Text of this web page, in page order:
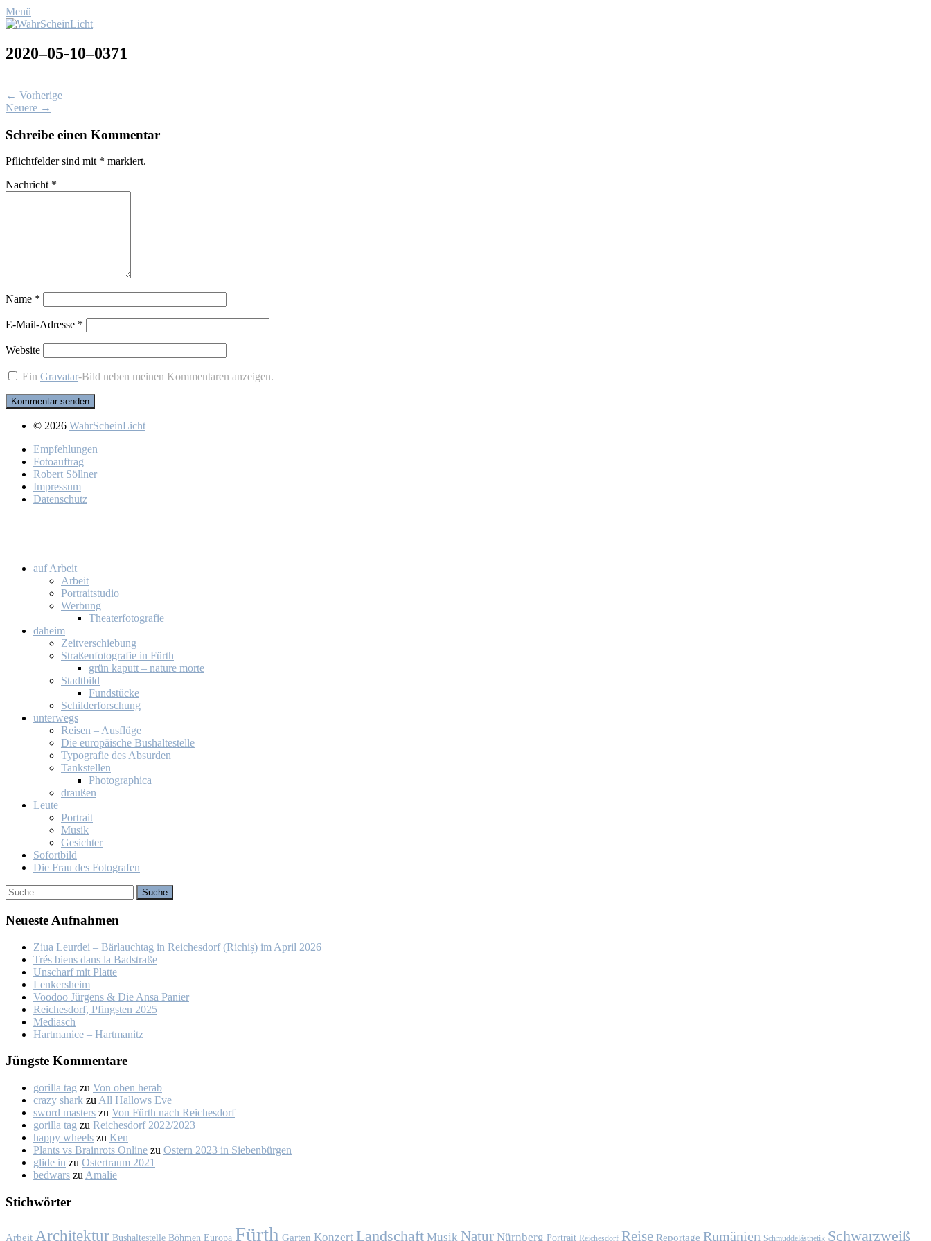
Menü
2020–05-10–0371
← Vorherige
Neuere →
Schreibe einen Kommentar
Pflichtfelder sind mit * markiert.
Nachricht *
Name *
E-Mail-Adresse *
Website
EinGravatar-Bild neben meinen Kommentaren anzeigen.
© 2026 WahrScheinLicht
Emp­feh­lun­gen
Fo­to­auf­trag
Ro­bert Söll­ner
Im­pres­sum
Da­ten­schutz
auf Ar­beit
Ar­beit
Por­trait­stu­dio
Wer­bung
Thea­ter­fo­to­gra­fie
da­heim
Zeit­ver­schie­bung
Stra­ßen­fo­to­gra­fie in Fürth
grün ka­putt – na­tu­re mor­te
Stadt­bild
Fund­stü­cke
Schil­der­for­schung
un­ter­wegs
Rei­sen – Aus­flü­ge
Die eu­ro­päi­sche Bus­hal­te­stel­le
Ty­po­gra­fie des Ab­sur­den
Tank­stel­len
Pho­to­gra­phi­ca
drau­ßen
Leu­te
Por­trait
Mu­sik
Ge­sich­ter
So­fort­bild
Die Frau des Fo­to­gra­fen
Neu­es­te Auf­nah­men
Ziua Leur­dei – Bär­lauch­tag in Rei­ches­dorf (Ri­chiș) im April 2026
Trés biens dans la Bad­stra­ße
Un­scharf mit Plat­te
Len­kers­heim
Voo­doo Jür­gens & Die An­sa Pa­nier
Rei­ches­dorf, Pfings­ten 2025
Me­dia­sch
Hart­ma­nice – Hart­ma­nitz
Jüngs­te Kom­men­ta­re
gorilla tag zu Von oben her­ab
crazy shark zu All Hal­lows Eve
sword masters zu Von Fürth nach Rei­ches­dorf
gorilla tag zu Rei­ches­dorf 2022/2023
happy wheels zu Ken
Plants vs Brainrots Online zu Os­tern 2023 in Sie­ben­bür­gen
glide in zu Os­ter­traum 2021
bedwars zu Ama­lie
Stich­wör­ter
Arbeit Architektur Bushaltestelle Böhmen Europa Fürth Garten Konzert Landschaft Musik Natur Nürnberg Portrait Reichesdorf Reise Reportage Rumänien Schmuddelästhetik Schwarzweiß